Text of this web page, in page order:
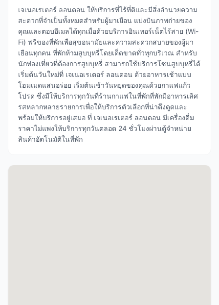
เจเนอเรเตอร์ ลอนดอน ให้บริการที่ไร้ที่ติและมีสิ่งอำนวยความ
สะดวกที่จำเป็นทั้งหมดสำหรับผู้มาเยือน แบ่งปันภาพถ่ายของ
คุณและตอบอีเมลได้ทุกเมื่อด้วยบริการอินเทอร์เน็ตไร้สาย (Wi-
Fi) ฟรีของที่พักเพื่อสุขอนามัยและความสะดวกสบายของผู้มา
เยือนทุกคน ที่พักห้ามสูบบุหรี่โดยเด็ดขาดทั่วทุกบริเวณ สำหรับ
นักท่องเที่ยวที่ต้องการสูบบุหรี่ สามารถใช้บริการโซนสูบบุหรี่ได้
เริ่มต้นวันใหม่ที่ เจเนอเรเตอร์ ลอนดอน ด้วยอาหารเช้าแบบ
โฮมเมดแสนอร่อย เริ่มต้นเช้าวันหยุดของคุณด้วยกาแฟแก้ว
โปรด ซึ่งมีให้บริการทุกวันที่ร้านกาแฟในที่พักที่พักมีอาหารเลิศ
รสหลากหลายรายการเพื่อให้บริการตัวเลือกที่น่าดึงดูดและ
พร้อมให้บริการอยู่เสมอ ที่ เจเนอเรเตอร์ ลอนดอน มีเครื่องดื่ม
ราคาไม่แพงให้บริการทุกวันตลอด 24 ชั่วโมงผ่านตู้จำหน่าย
สินค้าอัตโนมัติในที่พัก